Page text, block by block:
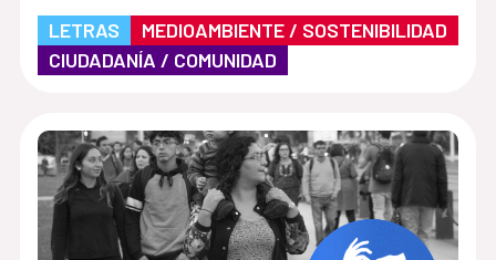
LETRAS
MEDIOAMBIENTE / SOSTENIBILIDAD
CIUDADANÍA / COMUNIDAD